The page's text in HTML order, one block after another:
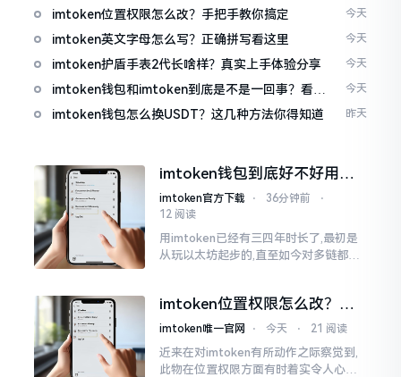
imtoken位置权限怎么改？手把手教你搞定 今天
imtoken英文字母怎么写？正确拼写看这里 今天
imtoken护盾手表2代长啥样？真实上手体验分享 今天
imtoken钱包和imtoken到底是不是一回事？看完
就懂了
今天
imtoken钱包怎么换USDT？这几种方法你得知道 昨天
imtoken钱包到底好不好用？
老玩家说说真实体验
imtoken官方下载 ⋅ 36分钟前
⋅
12 阅读
用imtoken已经有三四年时长了,最初是
从玩以太坊起步的,直至如今对多链都有
imtoken位置权限怎么改？手
把手教你搞定
imtoken唯一官网 ⋅ 今天 ⋅ 21 阅读
近来在对imtoken有所动作之际察觉到,
此物在位置权限方面有时着实令人心生